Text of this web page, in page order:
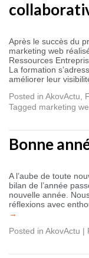
Après le succès du
marketing web
Ressources
La formation
améliorer leur
Posted in AkovActu
Tagged marketing
Bonne
A l’aube de toute
bilan de l’année
nouvelle année.
réflexions avec
→
Posted in AkovActu |